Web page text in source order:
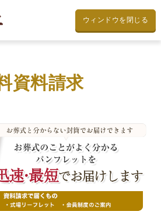
ウィンドウを閉じる
資料請求